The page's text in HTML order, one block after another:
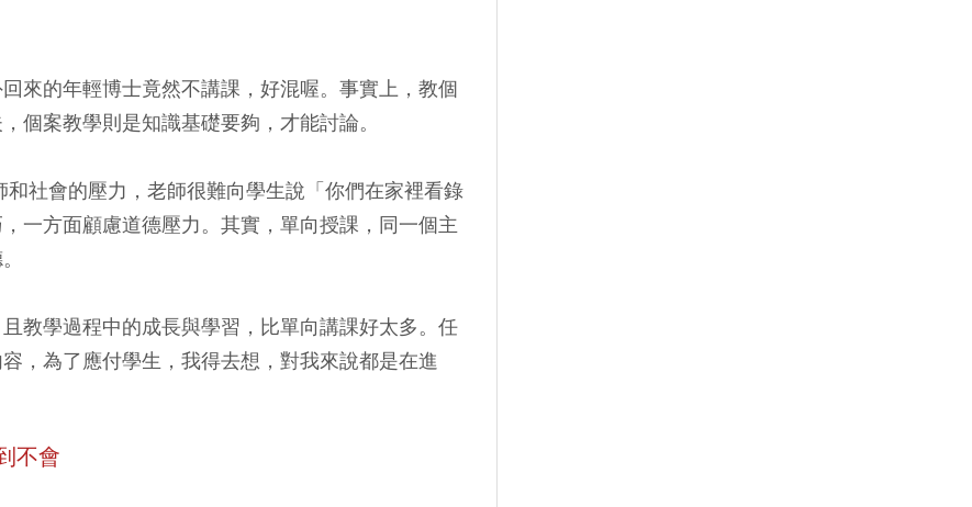
來的年輕博士竟然不講課，好混喔。事實上，教個
個案教學則是知識基礎要夠，才能討論。
社會的壓力，老師很難向學生說「你們在家裡看錄
一方面顧慮道德壓力。其實，單向授課，同一個主
教學過程中的成長與學習，比單向講課好太多。任
，為了應付學生，我得去想，對我來說都是在進
不會